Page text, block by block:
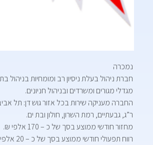
נמכרה
חברת ניהול בעלת ניסיון רב ומומחיות בניהול
מגדלי מגורים ומשרדים ובניהול חניונים.
החברה מעניקה שירות בכל אזור גוש דן: תל
ר”ג, גבעתיים, רמת השרון, חולון ובת ים.
מחזור חודשי ממוצע בסך של כ – 170 אלפי ₪.
רווח